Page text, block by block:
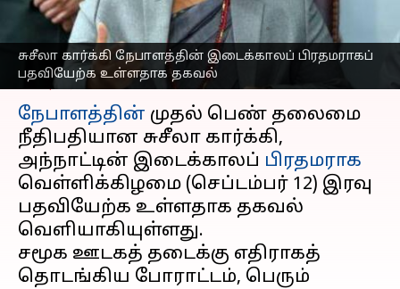
சுசீலா கார்க்கி நேபாளத்தின் இடைக்காலப் பிரதமராகப்
பதவியேற்க உள்ளதாக தகவல்
எழுதியவர் Sekar Chinnappan Sep 12, 2025 07:48 pm
செய்தி முன்னோட்டம்
நேபாளத்தின் முதல் பெண் தலைமை
நீதிபதியான சுசீலா கார்க்கி,
அந்நாட்டின் இடைக்காலப் பிரதமராக
வெள்ளிக்கிழமை (செப்டம்பர் 12) இரவு
பதவியேற்க உள்ளதாக தகவல்
வெளியாகியுள்ளது.
சமூக ஊடகத் தடைக்கு எதிராகத்
தொடங்கிய போராட்டம், பெரும்